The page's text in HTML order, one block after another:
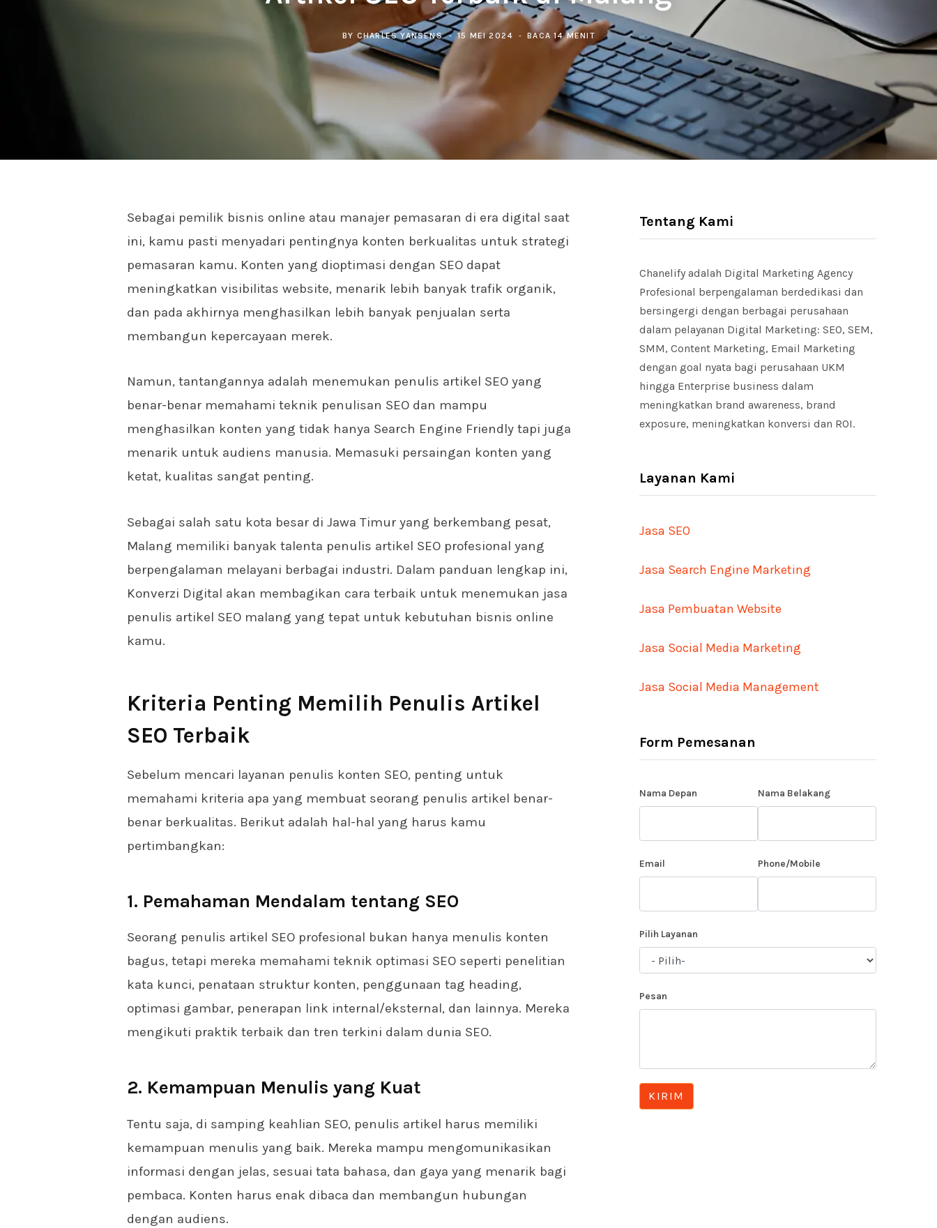
BY CHARLES YANSENS 15 MEI 2024 BACA 14 MENIT
Sebagai pemilik bisnis online atau manajer pemasaran di era digital saat
ini, kamu pasti menyadari pentingnya konten berkualitas untuk strategi
pemasaran kamu. Konten yang dioptimasi dengan SEO dapat
meningkatkan visibilitas website, menarik lebih banyak trafik organik,
dan pada akhirnya menghasilkan lebih banyak penjualan serta
membangun kepercayaan merek.
Namun, tantangannya adalah menemukan penulis artikel SEO yang
benar-benar memahami teknik penulisan SEO dan mampu
menghasilkan konten yang tidak hanya Search Engine Friendly tapi juga
menarik untuk audiens manusia. Memasuki persaingan konten yang
ketat, kualitas sangat penting.
Sebagai salah satu kota besar di Jawa Timur yang berkembang pesat,
Malang memiliki banyak talenta penulis artikel SEO profesional yang
berpengalaman melayani berbagai industri. Dalam panduan lengkap ini,
Konverzi Digital akan membagikan cara terbaik untuk menemukan jasa
penulis artikel SEO malang yang tepat untuk kebutuhan bisnis online
kamu.
Kriteria Penting Memilih Penulis Artikel
SEO Terbaik
Sebelum mencari layanan penulis konten SEO, penting untuk
memahami kriteria apa yang membuat seorang penulis artikel benar-
benar berkualitas. Berikut adalah hal-hal yang harus kamu
pertimbangkan:
1. Pemahaman Mendalam tentang SEO
Seorang penulis artikel SEO profesional bukan hanya menulis konten
bagus, tetapi mereka memahami teknik optimasi SEO seperti penelitian
kata kunci, penataan struktur konten, penggunaan tag heading,
optimasi gambar, penerapan link internal/eksternal, dan lainnya. Mereka
mengikuti praktik terbaik dan tren terkini dalam dunia SEO.
2. Kemampuan Menulis yang Kuat
Tentu saja, di samping keahlian SEO, penulis artikel harus memiliki
kemampuan menulis yang baik. Mereka mampu mengomunikasikan
informasi dengan jelas, sesuai tata bahasa, dan gaya yang menarik bagi
pembaca. Konten harus enak dibaca dan membangun hubungan
dengan audiens.
Tentang Kami
Chanelify adalah Digital Marketing Agency
Profesional berpengalaman berdedikasi dan
bersingergi dengan berbagai perusahaan
dalam pelayanan Digital Marketing: SEO, SEM,
SMM, Content Marketing, Email Marketing
dengan goal nyata bagi perusahaan UKM
hingga Enterprise business dalam
meningkatkan brand awareness, brand
exposure, meningkatkan konversi dan ROI.
Layanan Kami
Jasa SEO
Jasa Search Engine Marketing
Jasa Pembuatan Website
Jasa Social Media Marketing
Jasa Social Media Management
Form Pemesanan
Nama Depan Nama Belakang
Email Phone/Mobile
Pilih Layanan
Pesan
KIRIM